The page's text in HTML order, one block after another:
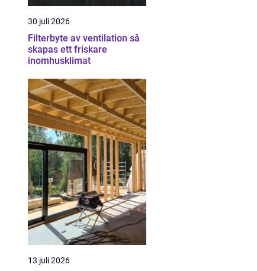
30 juli 2026
Filterbyte av ventilation så
skapas ett friskare
inomhusklimat
13 juli 2026